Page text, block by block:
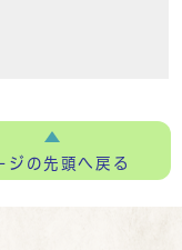
ジの先頭へ戻る